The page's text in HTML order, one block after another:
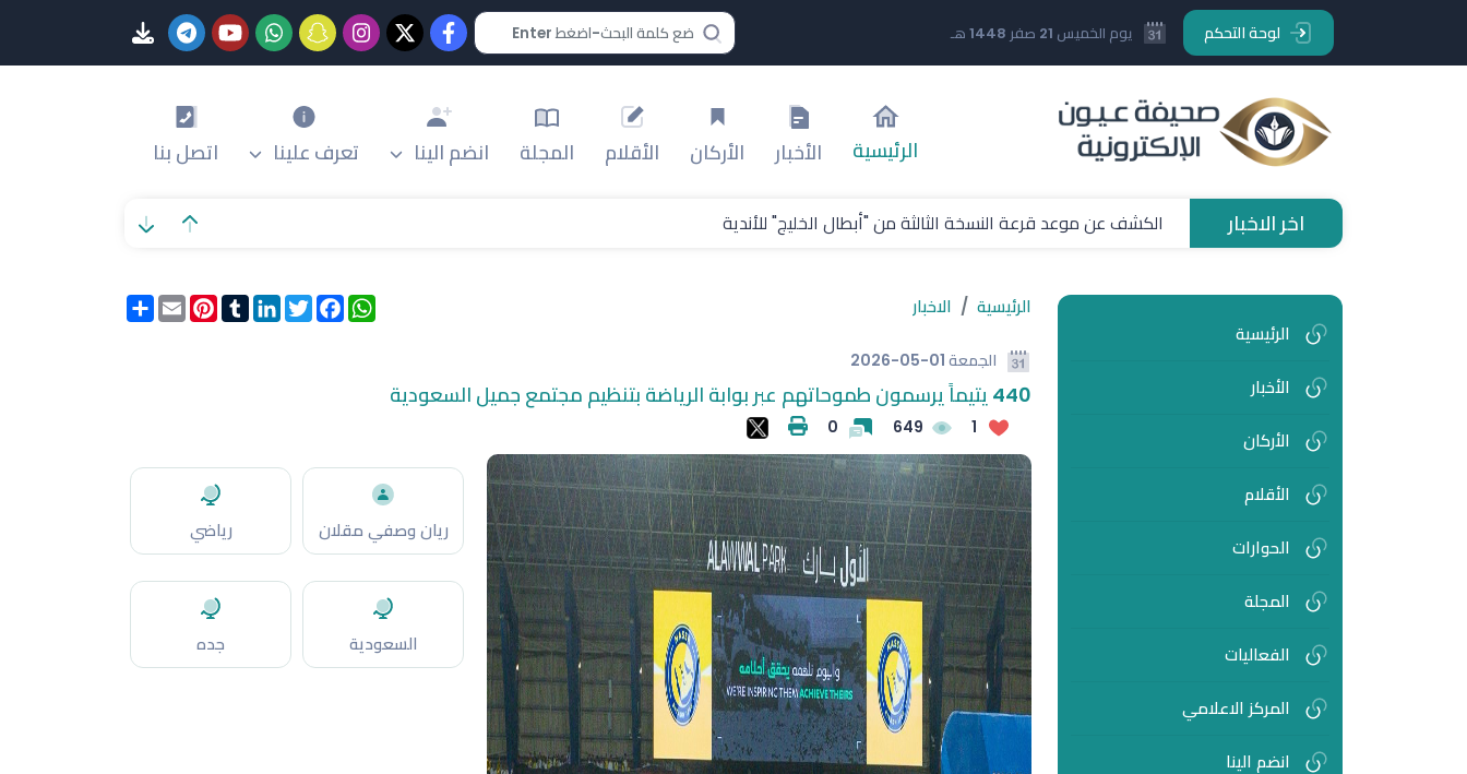
لوحة التحكم يوم الخميس 21 صفر 1448 هـ
الرئيسية الأخبار الأركان الأقلام المجلة انضم الينا تعرف علينا اتصل بنا
اخر الاخبار الكشف عن موعد قرعة النسخة الثالثة من "أبطال الخليج" للأندية
الرئيسية
الأخبار
الأركان
الأقلام
الحوارات
المجلة
الفعاليات
المركز الاعلامي
انضم الينا
الرئيسية الاخبار انشرEmail
PinterestTumblrLinkedInTwitter
Facebook
WhatsApp
الجمعة 2026-05-01
440 يتيماً يرسمون طموحاتهم عبر بوابة الرياضة بتنظيم مجتمع جميل السعودية
1
649
0
ريان وصفي مقلان رياضي
السعودية جده